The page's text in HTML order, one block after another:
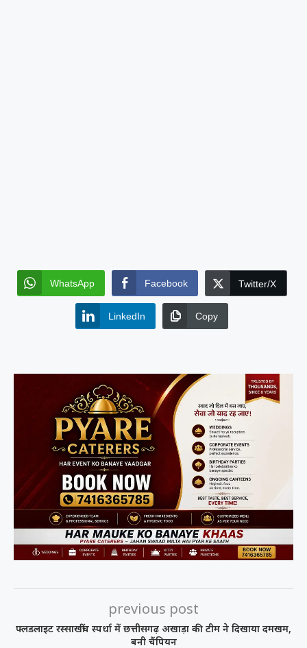
WhatsApp Facebook Twitter/X
LinkedIn Copy
previous post
फ्लडलाइट रस्साखींच स्पर्धा में छत्तीसगढ़ अखाड़ा की टीम ने दिखाया दमखम,
बनी चैंपियन